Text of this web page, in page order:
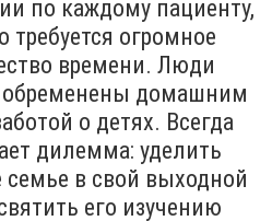
по каждому пациенту,
требуется огромное
времени. Люди
обременены домашним
о детях. Всегда
дилемма: уделить
в свой выходной
его изучению